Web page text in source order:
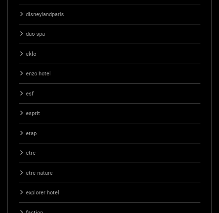
disneylandparis
duo spa
eklo
enzo hotel
esf
esprit
etap
etre
etre nature
explorer hotel